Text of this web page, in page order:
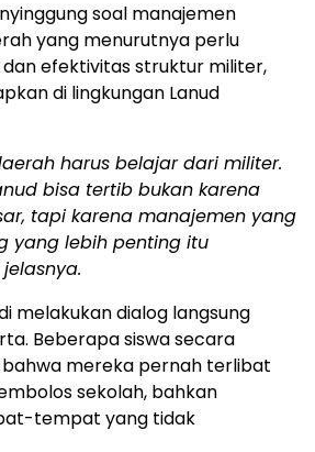
soal manajemen
yang menurutnya perlu
dan efektivitas struktur militer,
di lingkungan Lanud
harus belajar dari militer.
bisa tertib bukan karena
tapi karena manajemen yang
yang lebih penting itu
melakukan dialog langsung
Beberapa siswa secara
mereka pernah terlibat
sekolah, bahkan
tempat yang tidak